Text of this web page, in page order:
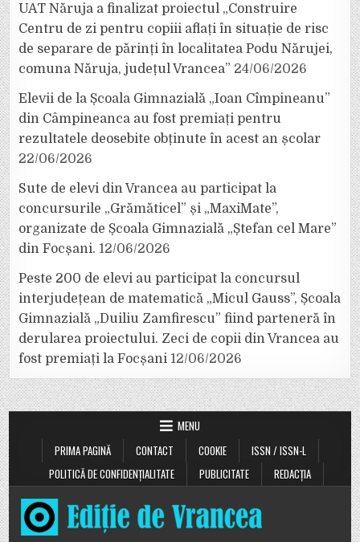
UAT Năruja a finalizat proiectul „Construire
Centru de zi pentru copiii aflați în situație de risc
de separare de părinți în localitatea Podu Nărujei,
comuna Năruja, județul Vrancea” 24/06/2026
Elevii de la Școala Gimnazială „Ioan Cîmpineanu”
din Câmpineanca au fost premiați pentru
rezultatele deosebite obținute în acest an școlar
22/06/2026
Sute de elevi din Vrancea au participat la
concursurile „Grămăticel” și „MaxiMate”,
organizate de Școala Gimnazială „Ștefan cel Mare”
din Focșani. 12/06/2026
Peste 200 de elevi au participat la concursul
interjudețean de matematică „Micul Gauss”, Școala
Gimnazială „Duiliu Zamfirescu” fiind parteneră în
derularea proiectului. Zeci de copii din Vrancea au
fost premiați la Focșani 12/06/2026
MENU
PRIMA PAGINĂ
CONTACT COOKIE
ISSN / ISSN-L
POLITICĂ DE CONFIDENȚIALITATE
PUBLICITATE REDACȚIA